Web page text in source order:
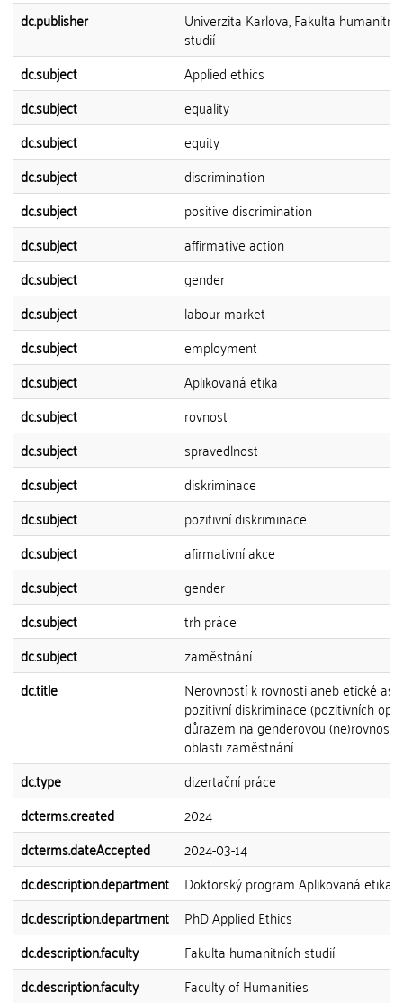
dc.publisher Univerzita Karlova, Fakulta
studií
dc.subject
Applied ethics
dc.subject
equality
dc.subject
equity
dc.subject
discrimination
dc.subject
positive discrimination
dc.subject
affirmative action
dc.subject
gender
dc.subject
labour market
dc.subject
employment
dc.subject
Aplikovaná etika
dc.subject
rovnost
dc.subject
spravedlnost
dc.subject
diskriminace
dc.subject
pozitivní diskriminace
dc.subject
afirmativní akce
dc.subject
gender
dc.subject
trh práce
dc.subject
zaměstnání
dc.title
Nerovností k rovnosti aneb etické
pozitivní diskriminace (pozitivních
důrazem na genderovou (ne)rovnost v
oblasti zaměstnání
dc.type
dizertační práce
dcterms.created
2024
dcterms.dateAccepted
2024-03-14
dc.description.department
Doktorský program Aplikovaná etika
dc.description.department
PhD Applied Ethics
dc.description.faculty
Fakulta humanitních studií
dc.description.faculty
Faculty of Humanities